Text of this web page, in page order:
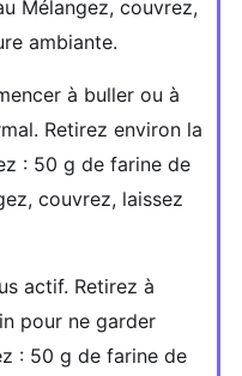
Mélangez, couvrez,
ambiante.
à buller ou à
Retirez environ la
: 50 g de farine de
couvrez, laissez
actif. Retirez à
pour ne garder
: 50 g de farine de